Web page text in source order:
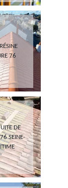
76
DE
SEINE-